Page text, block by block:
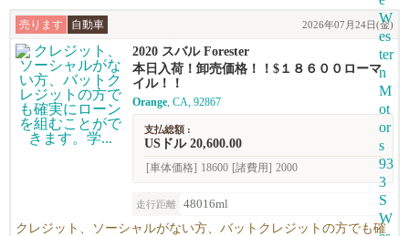
売ります 自動車 2026年07月24日(金)
2020 スバル Forester
本日入荷！卸売価格！！$１８６００ローマ
イル！！
Orange, CA, 92867
支払総額 :
USドル 20,600.00
[車体価格] 18600 [諸費用] 2000
走行距離 48016ml
クレジット、ソーシャルがない方、バットクレジットの方でも確